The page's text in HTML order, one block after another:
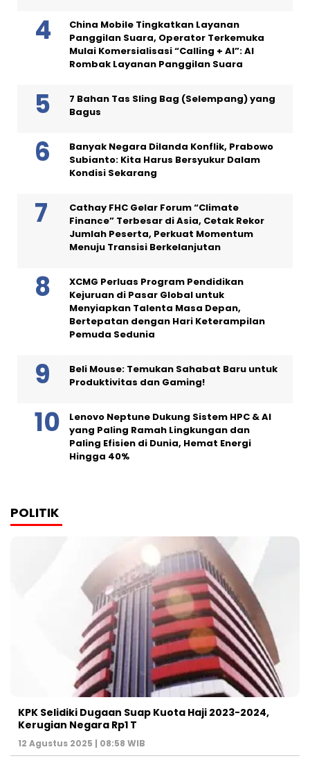
China Mobile Tingkatkan Layanan
Panggilan Suara, Operator Terkemuka
Mulai Komersialisasi “Calling + AI”: AI
Rombak Layanan Panggilan Suara
7 Bahan Tas Sling Bag (Selempang) yang
Bagus
Banyak Negara Dilanda Konflik, Prabowo
Subianto: Kita Harus Bersyukur Dalam
Kondisi Sekarang
Cathay FHC Gelar Forum “Climate
Finance” Terbesar di Asia, Cetak Rekor
Jumlah Peserta, Perkuat Momentum
Menuju Transisi Berkelanjutan
XCMG Perluas Program Pendidikan
Kejuruan di Pasar Global untuk
Menyiapkan Talenta Masa Depan,
Bertepatan dengan Hari Keterampilan
Pemuda Sedunia
Beli Mouse: Temukan Sahabat Baru untuk
Produktivitas dan Gaming!
Lenovo Neptune Dukung Sistem HPC & AI
yang Paling Ramah Lingkungan dan
Paling Efisien di Dunia, Hemat Energi
Hingga 40%
POLITIK
KPK Selidiki Dugaan Suap Kuota Haji 2023-2024,
Kerugian Negara Rp1 T
12 Agustus 2025 | 08:58 WIB